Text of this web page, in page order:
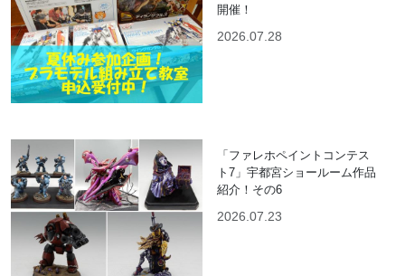
開催！
2026.07.28
「ファレホペイントコンテス
ト7」宇都宮ショールーム作品
紹介！その6
2026.07.23